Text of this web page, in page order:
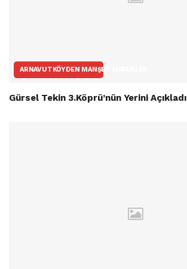
ARNAVUTKÖYDEN MANŞET HABERLER
Gürsel Tekin 3.Köprü’nün Yerini Açıkladı